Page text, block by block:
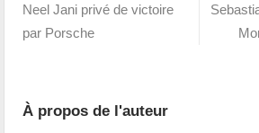
Neel Jani privé de victoire
par Porsche
À propos de l'auteur